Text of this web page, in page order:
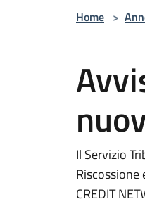
Home >
Il Servizio
CREDIT